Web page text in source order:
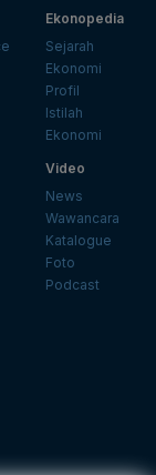
Ekonopedia
Sejarah
Ekonomi
Profil
Istilah
Ekonomi
Video
News
Wawancara
Katalogue
Foto
Podcast